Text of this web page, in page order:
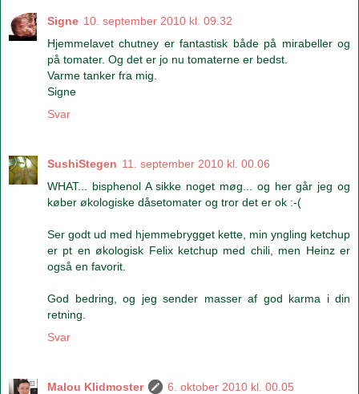
Signe 10. september 2010 kl. 09.32
Hjemmelavet chutney er fantastisk både på mirabeller og
på tomater. Og det er jo nu tomaterne er bedst.
Varme tanker fra mig.
Signe
Svar
SushiStegen 11. september 2010 kl. 00.06
WHAT... bisphenol A sikke noget møg... og her går jeg og
køber økologiske dåsetomater og tror det er ok :-(
Ser godt ud med hjemmebrygget kette, min yngling ketchup
er pt en økologisk Felix ketchup med chili, men Heinz er
også en favorit.
God bedring, og jeg sender masser af god karma i din
retning.
Svar
Malou Klidmoster
6. oktober 2010 kl. 00.05